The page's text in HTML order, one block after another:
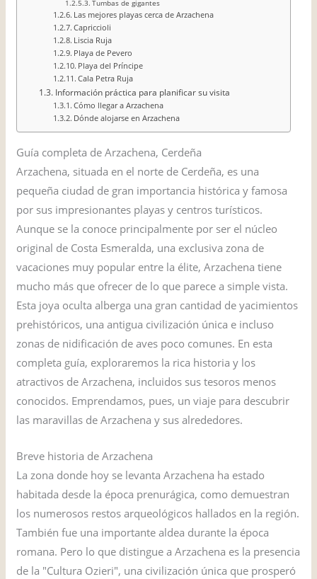
Tumbas de gigantes
Las mejores playas cerca de Arzachena
Capriccioli
Liscia Ruja
Playa de Pevero
Playa del Príncipe
Cala Petra Ruja
Información práctica para planificar su visita
Cómo llegar a Arzachena
Dónde alojarse en Arzachena
Guía completa de Arzachena, Cerdeña
Arzachena, situada en el norte de Cerdeña, es una
pequeña ciudad de gran importancia histórica y famosa
por sus impresionantes playas y centros turísticos.
Aunque se la conoce principalmente por ser el núcleo
original de Costa Esmeralda, una exclusiva zona de
vacaciones muy popular entre la élite, Arzachena tiene
mucho más que ofrecer de lo que parece a simple vista.
Esta joya oculta alberga una gran cantidad de yacimientos
prehistóricos, una antigua civilización única e incluso
zonas de nidificación de aves poco comunes. En esta
completa guía, exploraremos la rica historia y los
atractivos de Arzachena, incluidos sus tesoros menos
conocidos. Emprendamos, pues, un viaje para descubrir
las maravillas de Arzachena y sus alrededores.
Breve historia de Arzachena
La zona donde hoy se levanta Arzachena ha estado
habitada desde la época prenurágica, como demuestran
los numerosos restos arqueológicos hallados en la región.
También fue una importante aldea durante la época
romana. Pero lo que distingue a Arzachena es la presencia
de la "Cultura Ozieri", una civilización única que prosperó